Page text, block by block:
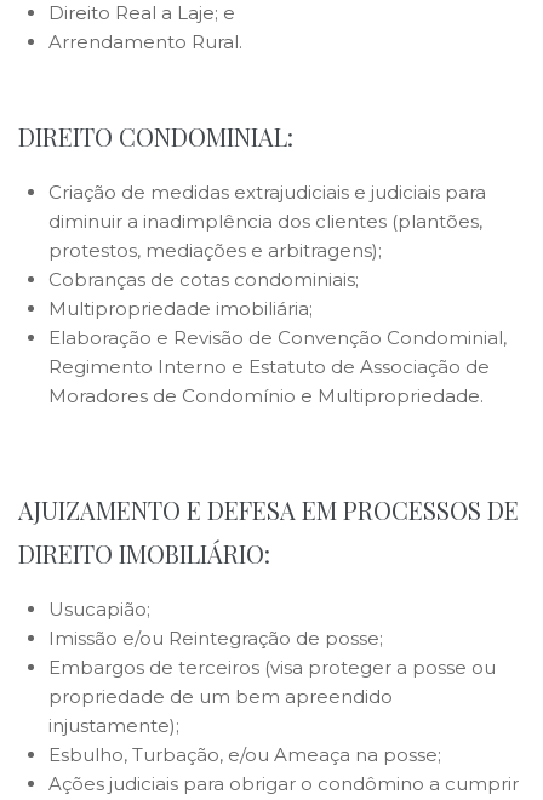
Direito Real a Laje; e
Arrendamento Rural.
DIREITO CONDOMINIAL:
Criação de medidas extrajudiciais e judiciais para
diminuir a inadimplência dos clientes (plantões,
protestos, mediações e arbitragens);
Cobranças de cotas condominiais;
Multipropriedade imobiliária;
Elaboração e Revisão de Convenção Condominial,
Regimento Interno e Estatuto de Associação de
Moradores de Condomínio e Multipropriedade.
AJUIZAMENTO E DEFESA EM PROCESSOS DE
DIREITO IMOBILIÁRIO:
Usucapião;
Imissão e/ou Reintegração de posse;
Embargos de terceiros (visa proteger a posse ou
propriedade de um bem apreendido
injustamente);
Esbulho, Turbação, e/ou Ameaça na posse;
Ações judiciais para obrigar o condômino a cumprir